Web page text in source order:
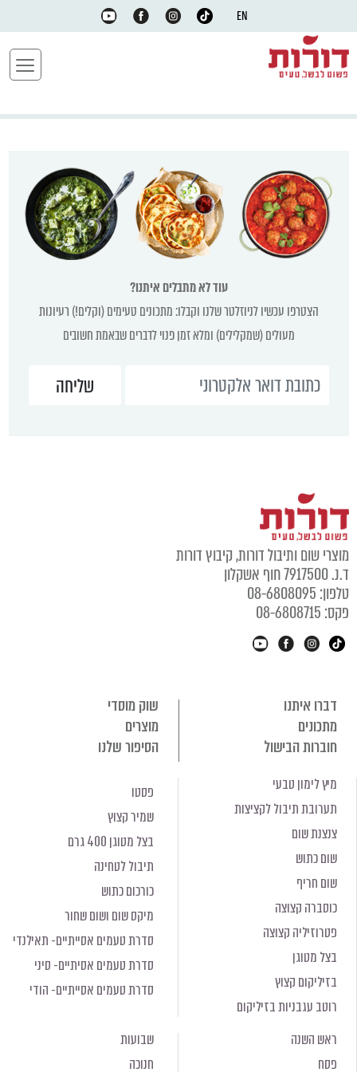
EN
עוד לא מתבלים איתנו?
הצטרפו עכשיו לניוזלטר שלנו וקבלו: מתכונים טעימים (וקלים!) רעיונות
מעולים (שמקלילים) ומלא זמן פנוי לדברים שבאמת חשובים
מוצרי שום ותיבול דורות, קיבוץ דורות
ד.נ. 7917500 חוף אשקלון
טלפון: 08-6808095
פקס: 08-6808715
דברו איתנו
שוק מוסדי
מתכונים
מוצרים
חוברות הבישול
הסיפור שלנו
מיץ לימון טבעי
תערובת תיבול לקציצות
צנצנת שום
שום כתוש
שום חריף
כוסברה קצוצה
פטרוזיליה קצוצה
בצל מטוגן
בזיליקום קצוץ
רוטב עגבניות בזיליקום
פסטו
שמיר קצוץ
בצל מטוגן 400 גרם
תיבול לטחינה
כורכום כתוש
מיקס שום ושום שחור
סדרת טעמים אסייתיים- תאילנדי
סדרת טעמים אסיתיים- סיני
סדרת טעמים אסייתיים- הודי
ראש השנה
פסח
שבועות
חנוכה